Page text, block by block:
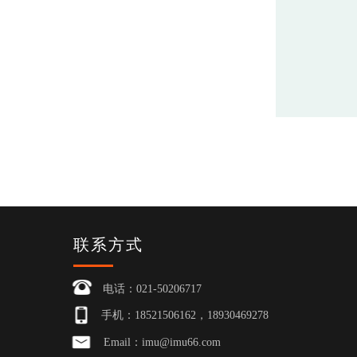
电话：021-50206717
手机：18521506162，18930469278
Email：imu@imu66.com
联系方式